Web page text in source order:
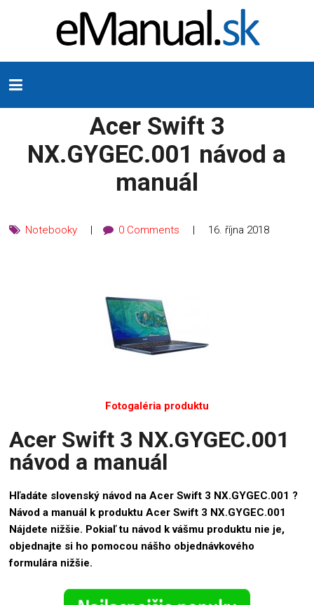
Acer Swift 3
NX.GYGEC.001 návod a
manuál
Notebooky 0 Comments 16. října 2018
Fotogaléria produktu
Acer Swift 3 NX.GYGEC.001
návod a manuál
Hľadáte slovenský návod na Acer Swift 3 NX.GYGEC.001 ?
Návod a manuál k produktu Acer Swift 3 NX.GYGEC.001
Nájdete nižšie. Pokiaľ tu návod k vášmu produktu nie je,
objednajte si ho pomocou nášho objednávkového
formulára nižšie.